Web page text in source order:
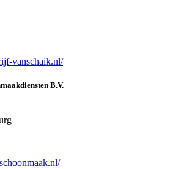
vanschaik.nl/
B.V.